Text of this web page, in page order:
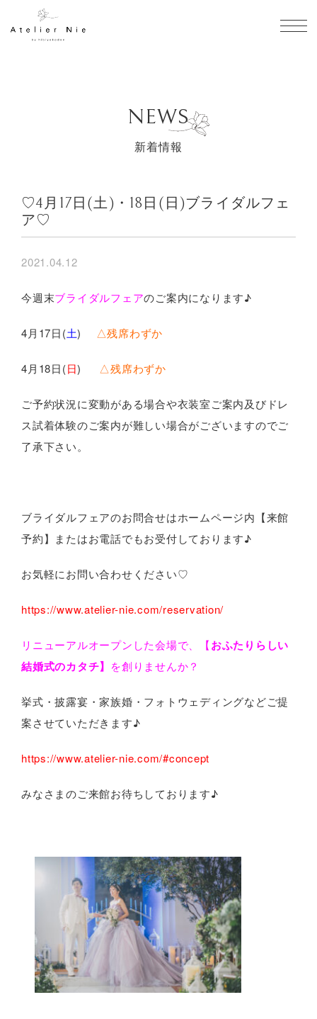
NEWS
新着情報
♡4月17日(土)・18日(日)ブライダルフェ
ア♡
2021.04.12
今週末ブライダルフェアのご案内になります♪
4月17日(土) △残席わずか
4月18日(日) △残席わずか
ご予約状況に変動がある場合や衣装室ご案内及びドレ
ス試着体験のご案内が難しい場合がございますのでご
了承下さい。
ブライダルフェアのお問合せはホームページ内【来館
予約】またはお電話でもお受付しております♪
お気軽にお問い合わせください♡
https://www.atelier-nie.com/reservation/
リニューアルオープンした会場で、【おふたりらしい
結婚式のカタチ】 を創りませんか？
挙式・披露宴・家族婚・フォトウェディングなどご提
案させていただきます♪
https://www.atelier-nie.com/#concept
みなさまのご来館お待ちしております♪